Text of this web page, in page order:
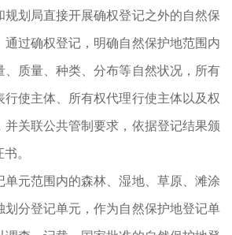
划局直接开展确权登记之外的自然保
过确权登记，明确自然保护地范围内
、质量、种类、分布等自然状况，所有
使主体、所有权代理行使主体以及权
关联公共管制要求，依据登记结果颁
。
元范围内的森林、湿地、草原、滩涂
划分登记单元，作为自然保护地登记单